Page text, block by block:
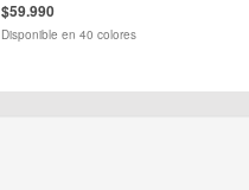
$59.990
Disponible en 40 colores